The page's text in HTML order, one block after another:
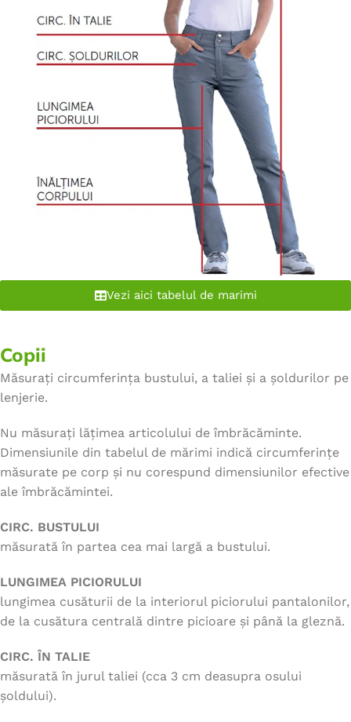
Vezi aici tabelul de marimi
Copii
Măsurați circumferința bustului, a taliei și a șoldurilor pe
lenjerie.
Nu măsurați lățimea articolului de îmbrăcăminte.
Dimensiunile din tabelul de mărimi indică circumferințe
măsurate pe corp și nu corespund dimensiunilor efective
ale îmbrăcămintei.
CIRC. BUSTULUI
măsurată în partea cea mai largă a bustului.
LUNGIMEA PICIORULUI
lungimea cusăturii de la interiorul piciorului pantalonilor,
de la cusătura centrală dintre picioare și până la gleznă.
CIRC. ÎN TALIE
măsurată în jurul taliei (cca 3 cm deasupra osului
șoldului).